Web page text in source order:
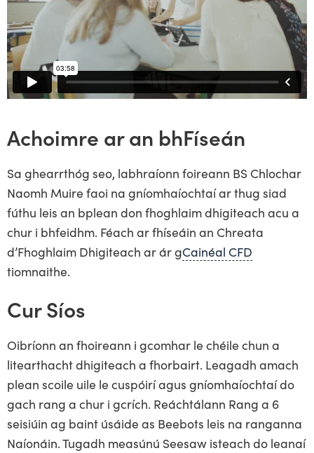
Achoimre ar an bhFíseán
Sa ghearrthóg seo, labhraíonn foireann BS Chlochar
Naomh Muire faoi na gníomhaíochtaí ar thug siad
fúthu leis an bplean don fhoghlaim dhigiteach acu a
chur i bhfeidhm. Féach ar fhíseáin an Chreata
d’Fhoghlaim Dhigiteach ar ár gCainéal CFD
tiomnaithe.
Cur Síos
Oibríonn an fhoireann i gcomhar le chéile chun a
litearthacht dhigiteach a fhorbairt. Leagadh amach
plean scoile uile le cuspóirí agus gníomhaíochtaí do
gach rang a chur i gcrích. Reáchtálann Rang a 6
seisiúin ag baint úsáide as Beebots leis na ranganna
Naíonáin. Tugadh measúnú Seesaw isteach do leanaí